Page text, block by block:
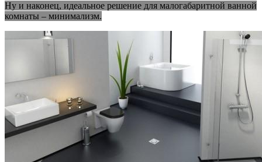
Ну и наконец, идеальное решение для малогабаритной ванной
комнаты – минимализм.